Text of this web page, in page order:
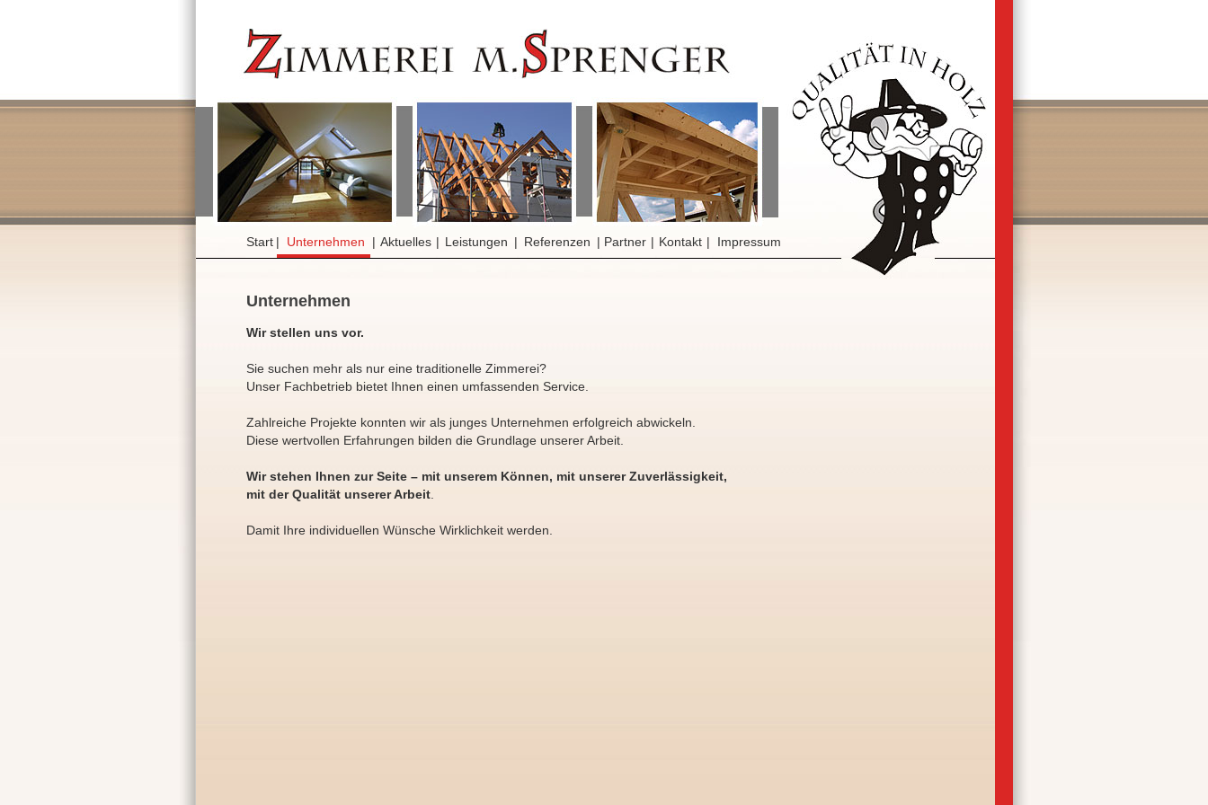
Start | Unternehmen | Aktuelles | Leistungen | Referenzen | Partner | Kontakt | Impressum
Unternehmen
Wir stellen uns vor.
Sie suchen mehr als nur eine traditionelle Zimmerei?
Unser Fachbetrieb bietet Ihnen einen umfassenden Service.
Zahlreiche Projekte konnten wir als junges Unternehmen erfolgreich abwickeln.
Diese wertvollen Erfahrungen bilden die Grundlage unserer Arbeit.
Wir stehen Ihnen zur Seite – mit unserem Können, mit unserer Zuverlässigkeit,
mit der Qualität unserer Arbeit.
Damit Ihre individuellen Wünsche Wirklichkeit werden.